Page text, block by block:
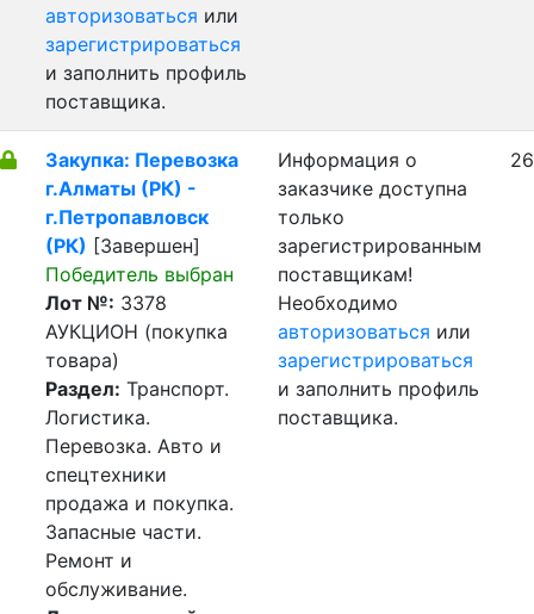
авторизоваться или
зарегистрироваться
и заполнить профиль
поставщика.
Закупка: Перевозка
г.Алматы (РК) -
г.Петропавловск
(РК) [Завершен]
Победитель выбран
Лот №: 3378
АУКЦИОН (покупка
товара)
Раздел: Транспорт.
Логистика.
Перевозка. Авто и
спецтехники
продажа и покупка.
Запасные части.
Ремонт и
обслуживание.
Информация о
заказчике доступна
только
зарегистрированным
поставщикам!
Необходимо
авторизоваться или
зарегистрироваться
и заполнить профиль
поставщика.